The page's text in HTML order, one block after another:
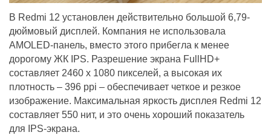
В Redmi 12 установлен действительно большой 6,79-
дюймовый дисплей. Компания не использовала
AMOLED-панель, вместо этого прибегла к менее
дорогому ЖК IPS. Разрешение экрана FullHD+
составляет 2460 х 1080 пикселей, а высокая их
плотность – 396 ppi – обеспечивает четкое и резкое
изображение. Максимальная яркость дисплея Redmi 12
составляет 550 нит, и это очень хороший показатель
для IPS-экрана.